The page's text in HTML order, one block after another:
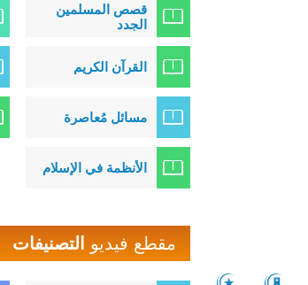
قصص المسلمين
الجدد
القرآن الكريم
مسائل مُعاصرة
الأنظمة في الإسلام
مقطع فيديو التصنيفات